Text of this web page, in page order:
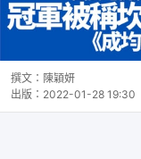
撰文： 陳穎妍
出版： 2022-01-28 19:30